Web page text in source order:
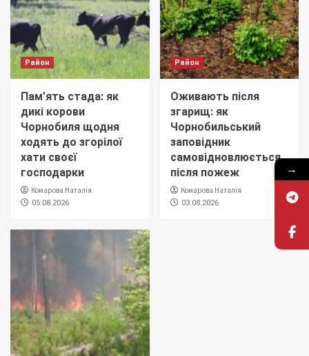
Район
Пам’ять стада: як
дикі корови
Чорнобиля щодня
ходять до згорілої
хати своєї
господарки
Комарова Наталія
05.08.2026
Район
Оживають після
згарищ: як
Чорнобильський
заповідник
самовідновлюється
після пожеж
Комарова Наталія
03.08.2026
→